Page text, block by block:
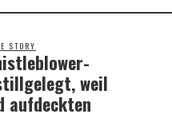
STORY
post:
weil
aufdeckten